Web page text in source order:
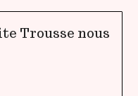
Trousse nous